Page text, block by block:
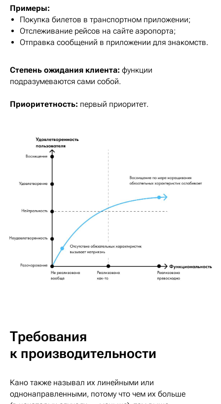
Примеры:
Покупка билетов в транспортном приложении;
Отслеживание рейсов на сайте аэропорта;
Отправка сообщений в приложении для знакомств.
Степень ожидания клиента: функции
подразумеваются сами собой.
Приоритетность: первый приоритет.
Требования
к производительности
Кано также называл их линейными или
однонаправленными, потому что чем их больше